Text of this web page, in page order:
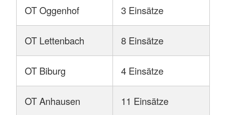
Bedrohung
Verkehrsunfall mit vitaler Bedrohung nur
VU mit Feuerwehr - PKW
Kind bis 12 Jahre Trauma
Kind bis 12 Jahre erkrankt
OT Oggenhof 3 Einsätze
OT Lettenbach 8 Einsätze
OT Biburg 4 Einsätze
OT Anhausen 11 Einsätze